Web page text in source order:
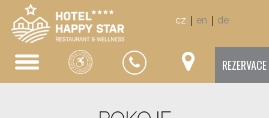
cz | en | de
REZERVACE